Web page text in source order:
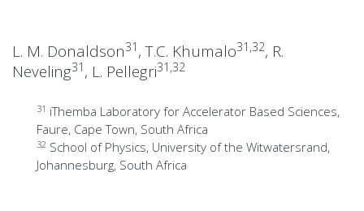
L. M. Donaldson31 , T.C. Khumalo31,32, R.
Neveling31 , L. Pellegri31,32
31 iThemba Laboratory for Accelerator Based Sciences,
Faure, Cape Town, South Africa
32 School of Physics, University of the Witwatersrand,
Johannesburg, South Africa